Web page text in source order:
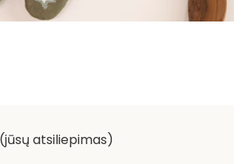
(jūsų atsiliepimas)